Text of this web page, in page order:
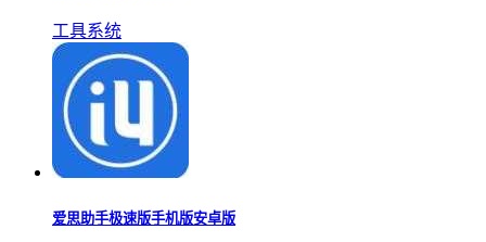
工具系统
爱思助手极速版手机版安卓版